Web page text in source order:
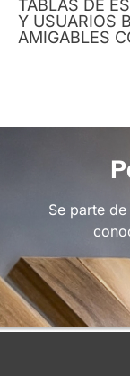
TABLAS DE
Y USUARIOS
AMIGABLES
Se parte